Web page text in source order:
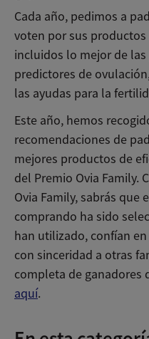
Cada año, pedimos a
voten por sus
incluidos lo mejor de
predictores de
las ayudas para la
Este año, hemos
recomendaciones de
mejores productos de
del Premio Ovia Family.
Ovia Family, sabrás que
comprando ha sido
han utilizado, confían
con sinceridad a otras
completa de ganadores
aquí.